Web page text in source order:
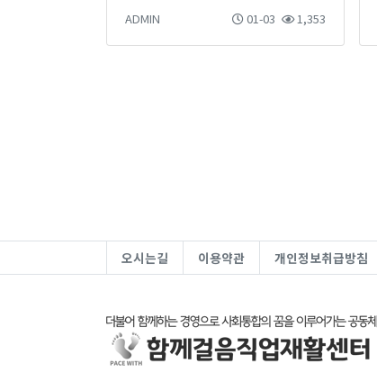
ADMIN 01-03 1,353
오시는길 이용약관 개인정보취급방침